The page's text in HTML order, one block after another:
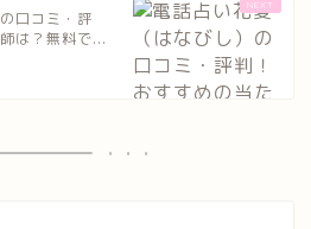
口コミ・評
は？無料で...